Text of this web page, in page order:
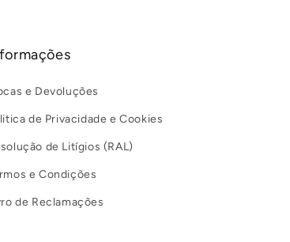
e Devoluções
de Privacidade e Cookies
de Litígios (RAL)
e Condições
de Reclamações